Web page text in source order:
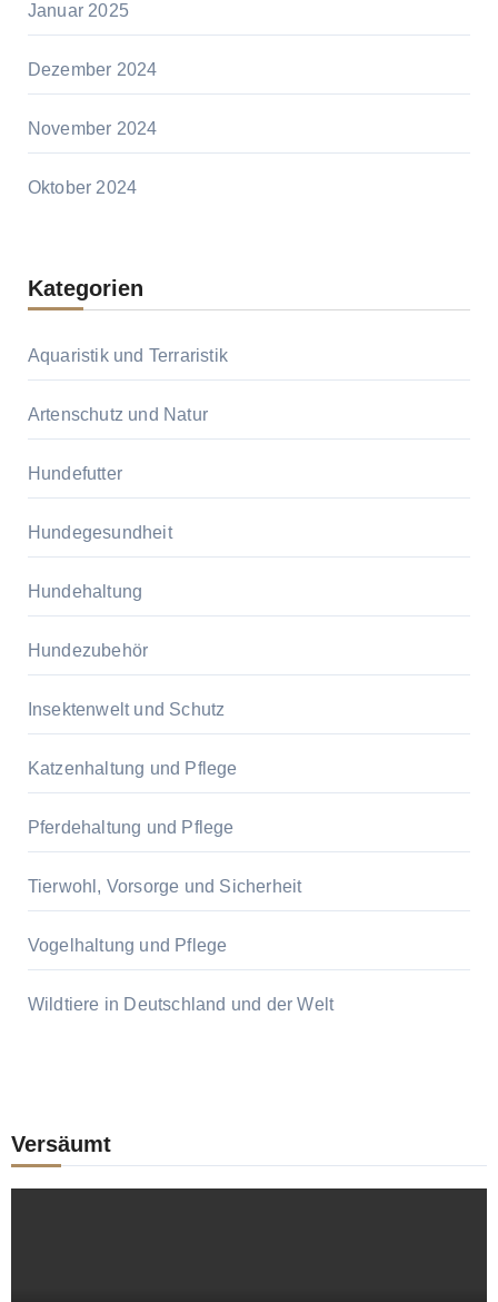
Januar 2025
Dezember 2024
November 2024
Oktober 2024
Kategorien
Aquaristik und Terraristik
Artenschutz und Natur
Hundefutter
Hundegesundheit
Hundehaltung
Hundezubehör
Insektenwelt und Schutz
Katzenhaltung und Pflege
Pferdehaltung und Pflege
Tierwohl, Vorsorge und Sicherheit
Vogelhaltung und Pflege
Wildtiere in Deutschland und der Welt
Versäumt